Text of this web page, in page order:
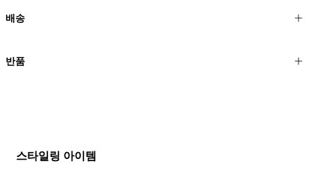
배송
고객님의 위치에 따라 일반 배송과 익스프레스 배송을 제공합니다.
세일 기간에는 배송이 다소 지연될 수 있습니다. 궁금하신 점이 있거
나 도움이 필요하신 경우 고객센터로 문의해 주세요.
반품
스타일링 아이템